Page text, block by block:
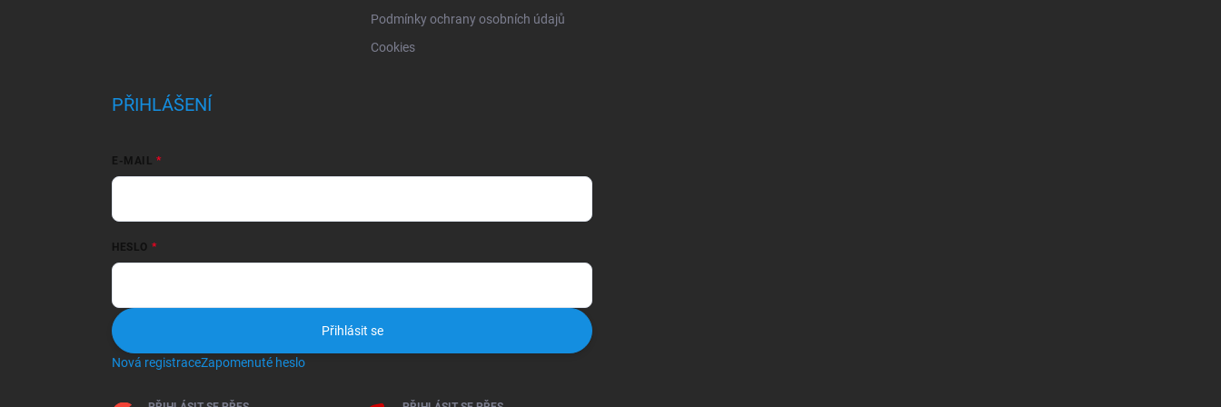
Podmínky ochrany osobních údajů
Cookies
PŘIHLÁŠENÍ
E-MAIL
HESLO
Přihlásit se
Nová registraceZapomenuté heslo